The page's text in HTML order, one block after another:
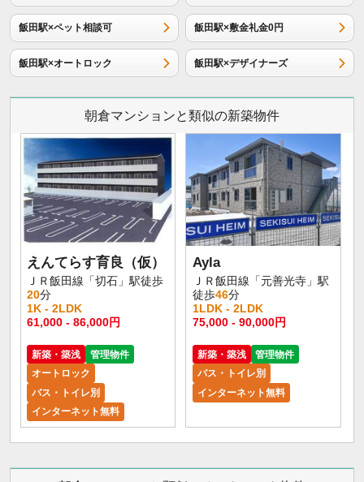
飯田駅×ペット相談可 飯田駅×敷金礼金0円
飯田駅×オートロック 飯田駅×デザイナーズ
朝倉マンションと類似の新築物件
えんてらす育良（仮）
ＪＲ飯田線「切石」駅徒歩
20分
1K - 2LDK
61,000 - 86,000円
新築・築浅
管理物件
オートロック
バス・トイレ別
インターネット無料
Ayla
ＪＲ飯田線「元善光寺」駅
徒歩46分
1LDK - 2LDK
75,000 - 90,000円
新築・築浅
管理物件
バス・トイレ別
インターネット無料